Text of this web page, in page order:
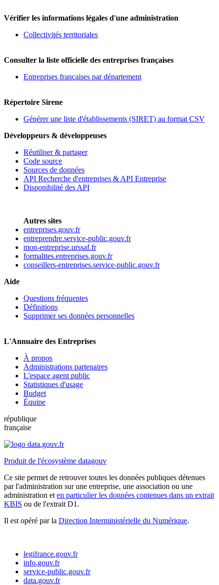
Vérifier les informations légales d'une administration
Collectivités territoriales
Consulter la liste officielle des entreprises françaises
Entreprises françaises par département
Répertoire Sirene
Générer une liste d'établissements (SIRET) au format CSV
Développeurs & développeuses
Réutiliser & partager
Code source
Sources de données
API Recherche d'entreprises & API Entreprise
Disponibilité des API
Autres sites
entreprises.gouv.fr
entreprendre.service-public.gouv.fr
mon-entreprise.urssaf.fr
formalites.entreprises.gouv.fr
conseillers-entreprises.service-public.gouv.fr
Aide
Questions fréquentes
Définitions
Supprimer ses données personnelles
L'Annuaire des Entreprises
À propos
Administrations partenaires
L'espace agent public
Statistiques d'usage
Budget
Équipe
république
française
Produit de l'écosystème datagouv
Ce site permet de retrouver toutes les données publiques détenues
par l'administration sur une entreprise, une association ou une
administration et en particulier les données contenues dans un extrait
KBIS ou de l'extrait D1.
Il est opéré par la Direction Interministérielle du Numérique.
legifrance.gouv.fr
info.gouv.fr
service-public.gouv.fr
data.gouv.fr